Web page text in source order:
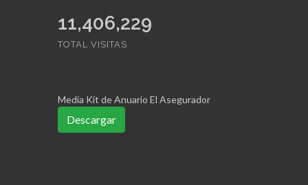
11,406,229
TOTAL VISITAS
Media Kit de Anuario El Asegurador
Descargar